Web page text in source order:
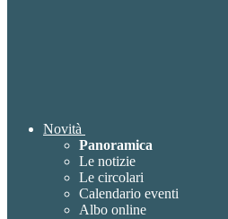
Novità
Panoramica
Le notizie
Le circolari
Calendario eventi
Albo online